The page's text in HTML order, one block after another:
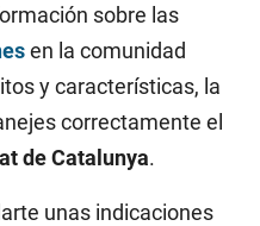
sobre las
en la comunidad
y características, la
correctamente el
de Catalunya.
unas indicaciones